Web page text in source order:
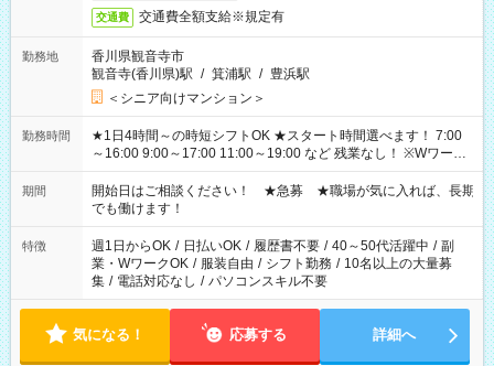
交通費 交通費全額支給※規定有
勤務地
香川県観音寺市
観音寺(香川県)駅 / 箕浦駅 / 豊浜駅
＜シニア向けマンション＞
勤務時間
★1日4時間～の時短シフトOK ★スタート時間選べます！ 7:00
～16:00 9:00～17:00 11:00～19:00 など 残業なし！ ※Wワーク
の場合、他のお仕事と合わせ週40時間超の就業はご案内できま
せん ※法令に基づき、週20時間以上勤務は社会保険への加入対
象となります ※労働者派遣法（日雇い派遣の原則禁止）によ
り、短時間・短期間の就業はご案内が難しい場合があります
期間
開始日はご相談ください！ ★急募 ★職場が気に入れば、長期
でも働けます！
特徴 週1日からOK / 日払いOK / 履歴書不要 / 40～50代活躍中 / 副
業・WワークOK / 服装自由 / シフト勤務 / 10名以上の大量募
集 / 電話対応なし / パソコンスキル不要
気になる！ 応募する 詳細へ